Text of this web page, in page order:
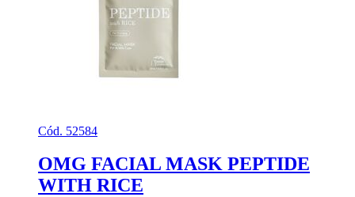
Cód. 52584
OMG FACIAL MASK PEPTIDE
WITH RICE